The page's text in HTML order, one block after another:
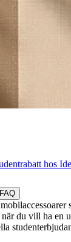
hos
FAQ
du vill ha en